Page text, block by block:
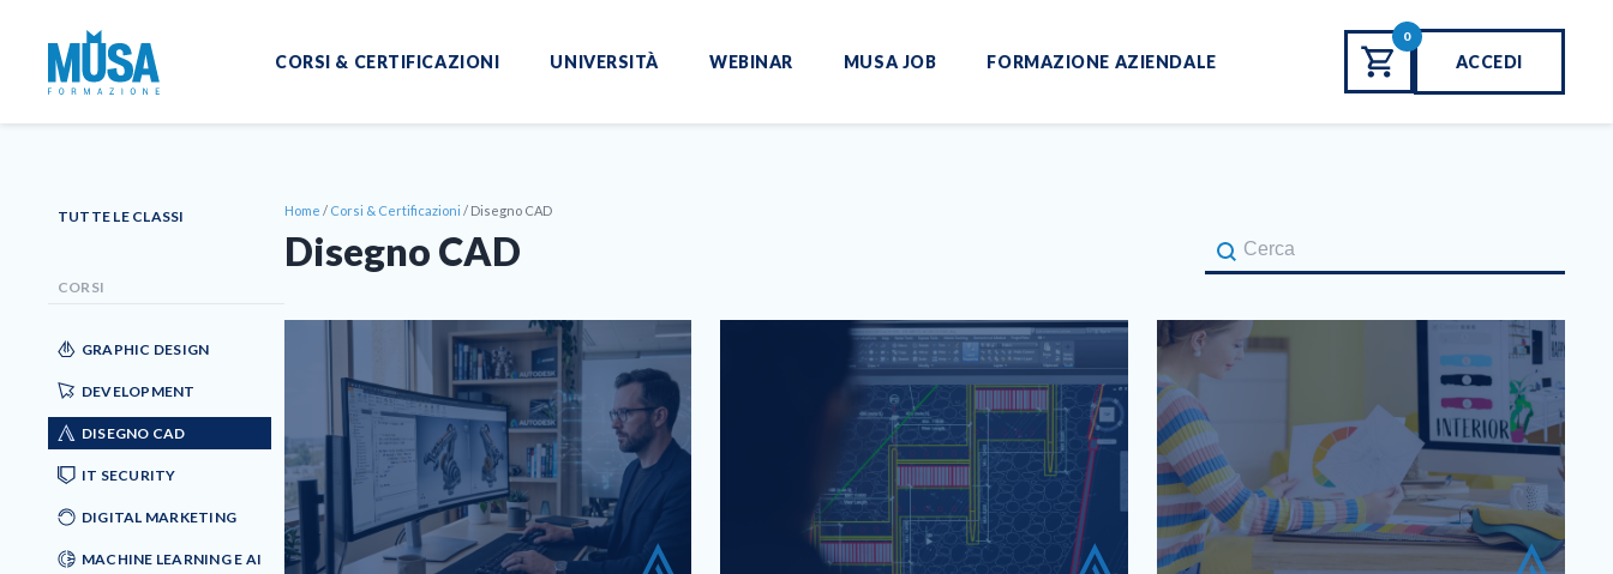
CORSI & CERTIFICAZIONI UNIVERSITÀ WEBINAR MUSA JOB FORMAZIONE AZIENDALE
0
ACCEDI
TUTTE LE CLASSI
CORSI
GRAPHIC DESIGN
DEVELOPMENT
DISEGNO CAD
IT SECURITY
DIGITAL MARKETING
MACHINE LEARNING E AI
Home / Corsi & Certificazioni / Disegno CAD
Disegno CAD Cerca Corso
Search Content